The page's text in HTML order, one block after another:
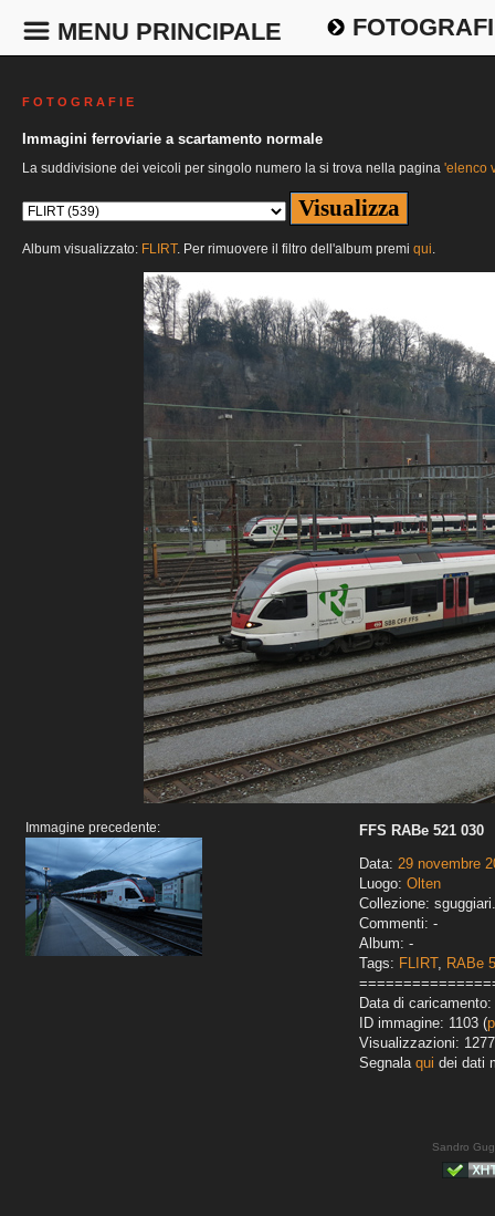
MENU PRINCIPALE
F O T O G R A F I E
Immagini ferroviarie a scartamento normale
La suddivisione dei veicoli per singolo numero la si trova nella pagina 'elenco
Album visualizzato: FLIRT. Per rimuovere il filtro dell'album premi qui.
Immagine precedente:
FFS RABe 521 030
Data: 29 novembre
Luogo: Olten
Collezione:
Commenti: -
Album: -
Tags: FLIRT, RABe
Data di caricamento:
ID immagine: 1103 (
Visualizzazioni: 1277
Segnala qui dei dati
Sandro